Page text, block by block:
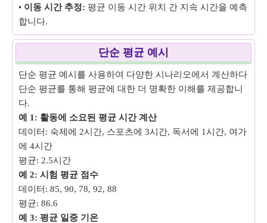
• 이동 시간 추정: 평균 이동 시간 위치 간 지속 시간을 예측
합니다.
단순 평균 예시
단순 평균 예시를 사용하여 다양한 시나리오에서 계산하다
단순 평균를 통해 평균에 대한 더 명확한 이해를 제공합니
다.
예 1: 활동에 소요된 평균 시간 계산
데이터: 숙제에 2시간, 스포츠에 3시간, 독서에 1시간, 여가
에 4시간
평균: 2.5시간
예 2: 시험 평균 점수
데이터: 85, 90, 78, 92, 88
평균: 86.6
예 3: 평균 일중 기온